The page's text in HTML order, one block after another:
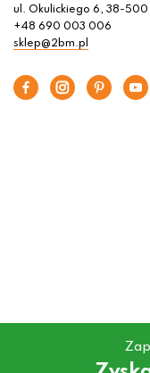
ul. Okulickiego 6, 38-500
+48 690 003 006
sklep@2bm.pl